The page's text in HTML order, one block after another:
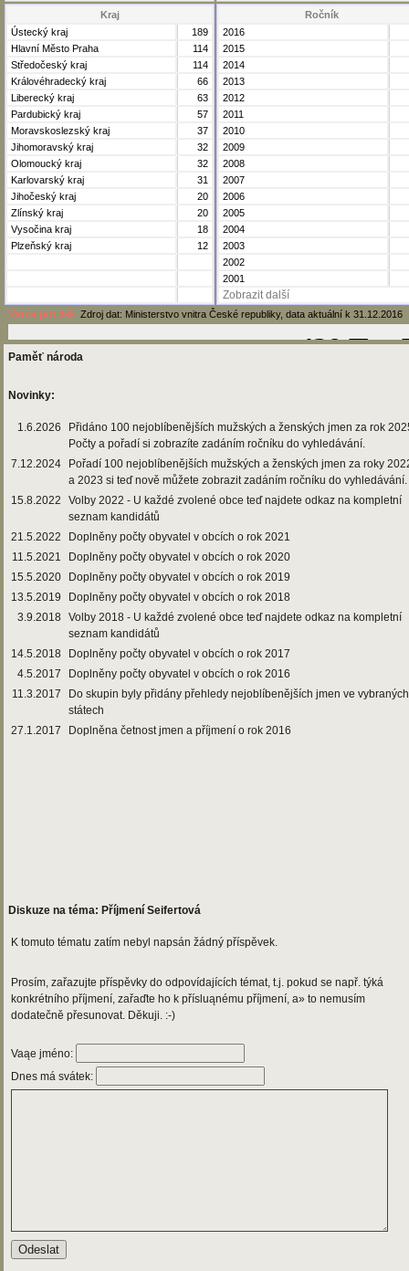
Kraj
Ústecký kraj
189
Hlavní Město Praha
114
Středočeský kraj
114
Královéhradecký kraj
66
Liberecký kraj
63
Pardubický kraj
57
Moravskoslezský kraj
37
Jihomoravský kraj
32
Olomoucký kraj
32
Karlovarský kraj
31
Jihočeský kraj
20
Zlínský kraj
20
Vysočina kraj
18
Plzeňský kraj
12
Ročník
2016
2015
2014
2013
2012
2011
2010
2009
2008
2007
2006
2005
2004
2003
2002
2001
Zobrazit další
Verze pro tisk Zdroj dat: Ministerstvo vnitra České republiky, data aktuální k 31.12.2016
Paměť národa
Novinky:
1.6.2026
Přidáno 100 nejoblíbenějších mužských a ženských jmen za rok
Počty a pořadí si zobrazíte zadáním ročníku do vyhledávání.
7.12.2024
Pořadí 100 nejoblíbenějších mužských a ženských jmen za roky
a 2023 si teď nově můžete zobrazit zadáním ročníku do vyhledávání.
15.8.2022
Volby 2022 - U každé zvolené obce teď najdete odkaz na kompletní
seznam kandidátů
21.5.2022
Doplněny počty obyvatel v obcích o rok 2021
11.5.2021
Doplněny počty obyvatel v obcích o rok 2020
15.5.2020
Doplněny počty obyvatel v obcích o rok 2019
13.5.2019
Doplněny počty obyvatel v obcích o rok 2018
3.9.2018 Volby 2018 - U každé zvolené obce teď najdete odkaz na kompletní
seznam kandidátů
14.5.2018
Doplněny počty obyvatel v obcích o rok 2017
4.5.2017
Doplněny počty obyvatel v obcích o rok 2016
11.3.2017
Do skupin byly přidány přehledy nejoblíbenějších jmen ve vybraných
státech
27.1.2017
Doplněna četnost jmen a příjmení o rok 2016
Diskuze na téma: Příjmení Seifertová
K tomuto tématu zatím nebyl napsán žádný příspěvek.
Prosím, zařazujte příspěvky do odpovídajících témat, t.j. pokud se např. týká
konkrétního příjmení, zařaďte ho k přísluąnému příjmení, a» to nemusím
dodatečně přesunovat. Děkuji. :-)
Vaąe jméno:
Dnes má svátek: